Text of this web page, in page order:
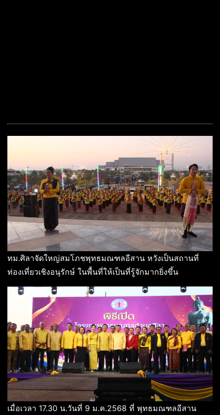
ทม.ศิลาจัดใหญ่สมโภชพุทธมณฑลอีสาน หวังเป็นสถานที่
ท่องเที่ยวเชิงอนุรักษ์ ในพื้นที่ให้เป็นที่รู้จักมากยิ่งขึ้น
เมื่อเวลา 17.30 น.วันที่ 9 ม.ค.2568 ที่ พุทธมณฑลอีสาน